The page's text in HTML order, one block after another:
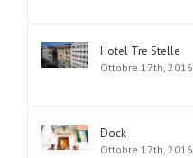
Hotel Tre Stelle
Ottobre 17th, 2016
Dock
Ottobre 17th, 2016